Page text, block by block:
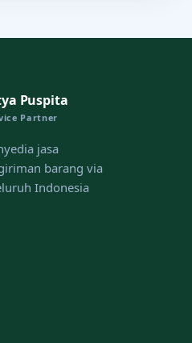
Puspita
Partner
jasa
barang via
Indonesia